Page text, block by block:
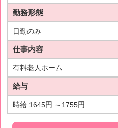
勤務形態
日勤のみ
仕事内容
有料老人ホーム
給与
時給 1645円 ～1755円